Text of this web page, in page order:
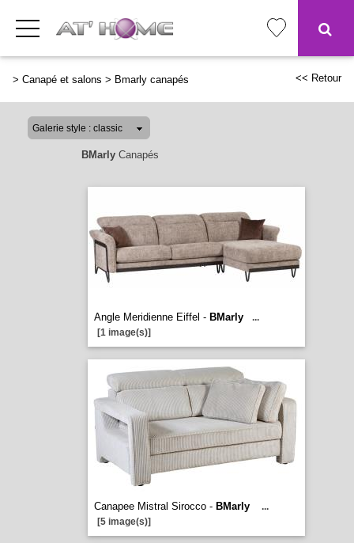
> Canapé et salons > Bmarly canapés << Retour
BMarlyCanapés
Angle Meridienne Eiffel - BMarly
...
[1 image(s)]
Canapee Mistral Sirocco - BMarly
...
[5 image(s)]